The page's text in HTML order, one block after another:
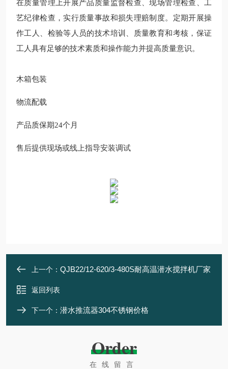
在质量管理上开展产品质量监督检查、现场管理检查、工
艺纪律检查，实行质量事故和损失理赔制度。定期开展操
作工人、检验等人员的技术培训、质量教育和考核，保证
工人具有足够的技术素质和操作能力并提高质量意识。
木箱包装
物流配载
产品质保期24个月
售后提供现场或线上指导安装调试
上一个： QJB22/12-620/3-480S耐高温潜水搅拌机厂家
返回列表
下一个： 潜水推流器304不锈钢价格
Order
在线留言